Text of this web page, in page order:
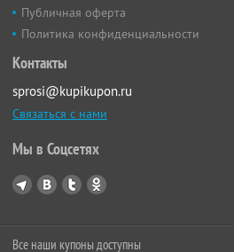
Публичная оферта
Политика конфиденциальности
Контакты
sprosi@kupikupon.ru
Связаться с нами
Мы в Соцсетях
Все наши купоны доступны